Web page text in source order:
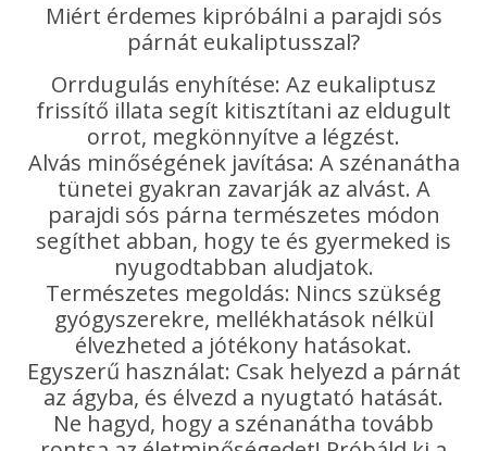
Miért érdemes kipróbálni a parajdi sós
párnát eukaliptusszal?
Orrdugulás enyhítése: Az eukaliptusz
frissítő illata segít kitisztítani az eldugult
orrot, megkönnyítve a légzést.
Alvás minőségének javítása: A szénanátha
tünetei gyakran zavarják az alvást. A
parajdi sós párna természetes módon
segíthet abban, hogy te és gyermeked is
nyugodtabban aludjatok.
Természetes megoldás: Nincs szükség
gyógyszerekre, mellékhatások nélkül
élvezheted a jótékony hatásokat.
Egyszerű használat: Csak helyezd a párnát
az ágyba, és élvezd a nyugtató hatását.
Ne hagyd, hogy a szénanátha tovább